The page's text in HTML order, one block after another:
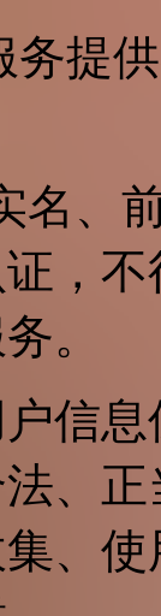
务提
名、
，
。
户信
、
、